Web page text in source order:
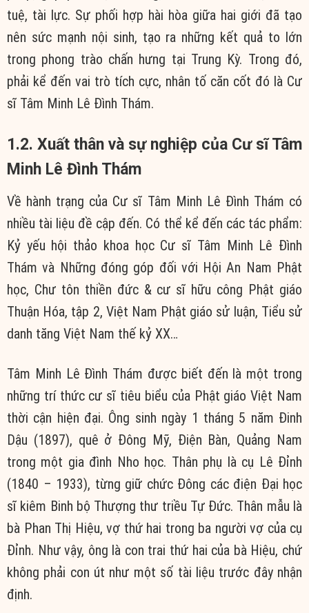
tuệ, tài lực. Sự phối hợp hài hòa giữa hai giới đã tạo
nên sức mạnh nội sinh, tạo ra những kết quả to lớn
trong phong trào chấn hưng tại Trung Kỳ. Trong đó,
phải kể đến vai trò tích cực, nhân tố căn cốt đó là Cư
sĩ Tâm Minh Lê Đình Thám.
1.2. Xuất thân và sự nghiệp của Cư sĩ Tâm
Minh Lê Đình Thám
Về hành trạng của Cư sĩ Tâm Minh Lê Đình Thám có
nhiều tài liệu đề cập đến. Có thể kể đến các tác phẩm:
Kỷ yếu hội thảo khoa học Cư sĩ Tâm Minh Lê Đình
Thám và Những đóng góp đối với Hội An Nam Phật
học, Chư tôn thiền đức & cư sĩ hữu công Phật giáo
Thuận Hóa, tập 2, Việt Nam Phật giáo sử luận, Tiểu sử
danh tăng Việt Nam thế kỷ XX…
Tâm Minh Lê Đình Thám được biết đến là một trong
những trí thức cư sĩ tiêu biểu của Phật giáo Việt Nam
thời cận hiện đại. Ông sinh ngày 1 tháng 5 năm Đinh
Dậu (1897), quê ở Đông Mỹ, Điện Bàn, Quảng Nam
trong một gia đình Nho học. Thân phụ là cụ Lê Đỉnh
(1840 – 1933), từng giữ chức Đông các điện Đại học
sĩ kiêm Binh bộ Thượng thư triều Tự Đức. Thân mẫu là
bà Phan Thị Hiệu, vợ thứ hai trong ba người vợ của cụ
Đỉnh. Như vậy, ông là con trai thứ hai của bà Hiệu, chứ
không phải con út như một số tài liệu trước đây nhận
định.